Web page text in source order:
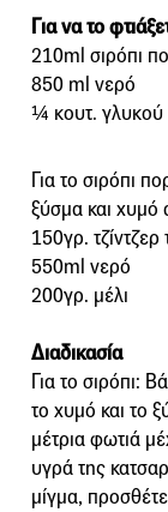
Για να το
210ml σιρόπι
850 ml νερό
¼ κουτ. γλυκού
Για το σιρόπι
ξύσμα και χυμό
150γρ. τζίντζερ
550ml νερό
200γρ. μέλι
Διαδικασία
Για το σιρόπι:
το χυμό και το
μέτρια φωτιά
υγρά της
μίγμα,